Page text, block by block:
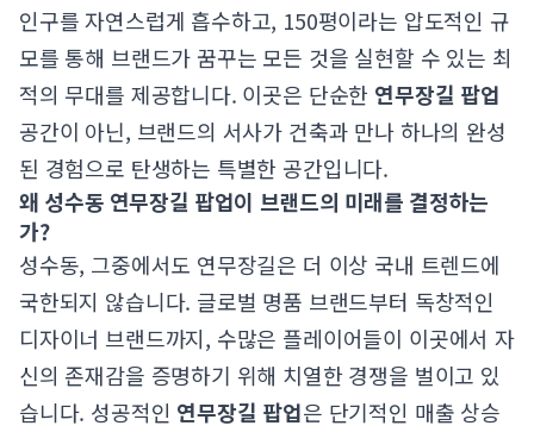
인구를 자연스럽게 흡수하고, 150평이라는 압도적인 규
모를 통해 브랜드가 꿈꾸는 모든 것을 실현할 수 있는 최
적의 무대를 제공합니다. 이곳은 단순한 연무장길 팝업
공간이 아닌, 브랜드의 서사가 건축과 만나 하나의 완성
된 경험으로 탄생하는 특별한 공간입니다.
왜 성수동 연무장길 팝업이 브랜드의 미래를 결정하는
가?
성수동, 그중에서도 연무장길은 더 이상 국내 트렌드에
국한되지 않습니다. 글로벌 명품 브랜드부터 독창적인
디자이너 브랜드까지, 수많은 플레이어들이 이곳에서 자
신의 존재감을 증명하기 위해 치열한 경쟁을 벌이고 있
습니다. 성공적인 연무장길 팝업은 단기적인 매출 상승